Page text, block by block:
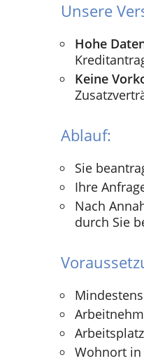
Unsere
Hohe
Keine
Ablauf:
Sie
Ihre
Nach
durch Sie
Wohnort